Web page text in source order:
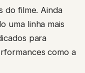
do filme. Ainda
uma linha mais
para
como a